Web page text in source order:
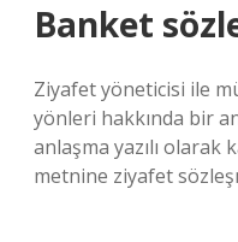
Banket
Ziyafet yöneticisi ile
yönleri hakkında bir
anlaşma yazılı olarak
metnine ziyafet